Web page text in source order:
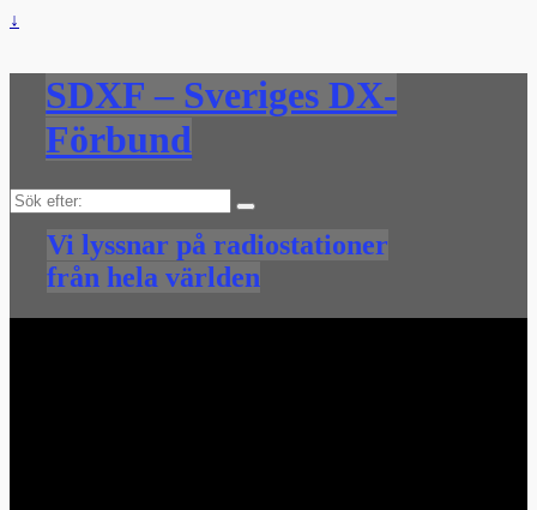
↓
SDXF – Sveriges DX-
Förbund
Sök
efter:
Vi lyssnar på radiostationer
från hela världen